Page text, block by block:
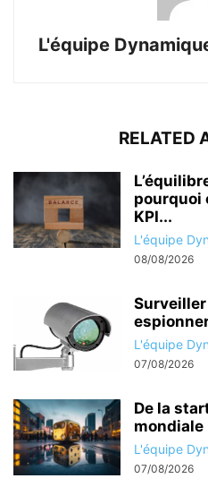
L'équipe
RELATED
pourquoi
KPI...
L'équipe
08/08/2026
L'équipe
07/08/2026
De la
mondiale
L'équipe
07/08/2026